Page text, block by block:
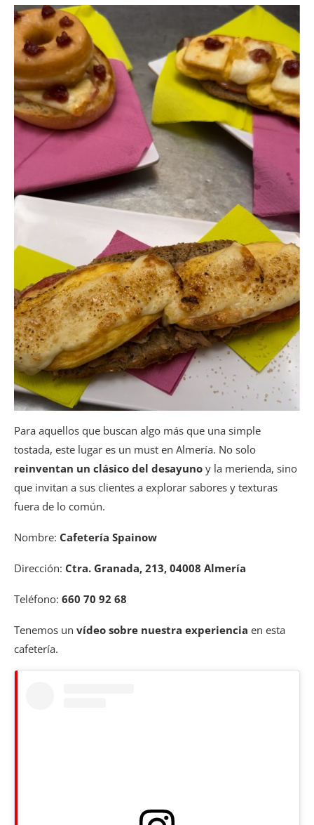
Para aquellos que buscan algo más que una simple
tostada, este lugar es un must en Almería. No solo
reinventan un clásico del desayuno y la merienda, sino
que invitan a sus clientes a explorar sabores y texturas
fuera de lo común.
Nombre: Cafetería Spainow
Dirección: Ctra. Granada, 213, 04008 Almería
Teléfono: 660 70 92 68
Tenemos un vídeo sobre nuestra experiencia en esta
cafetería.